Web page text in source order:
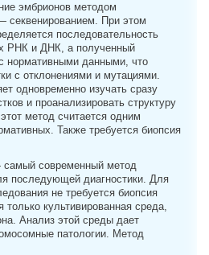
эмбрионов методом
секвенированием. При этом
последовательность
РНК и ДНК, а полученный
нормативными данными, что
с отклонениями и мутациями.
одновременно изучать сразу
и проанализировать структуру
метод считается одним
Также требуется биопсия
современный метод
последующей диагностики. Для
не требуется биопсия
культивированная среда,
Анализ этой среды дает
патологии. Метод